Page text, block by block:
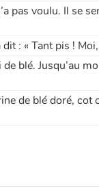
pas voulu. Il se
: « Tant pis !
de blé. Jusqu’au
de blé doré, cot